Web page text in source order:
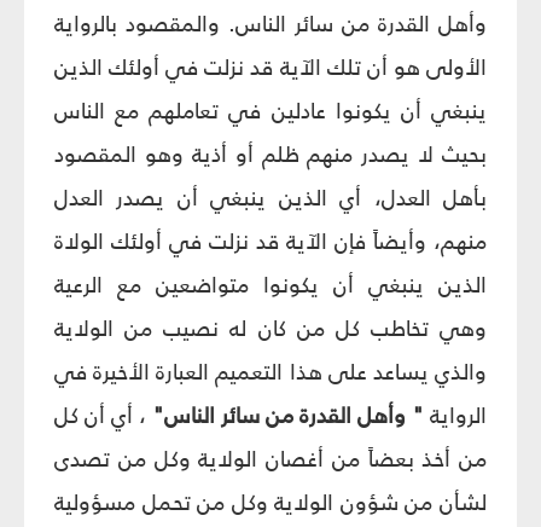
وأهل القدرة من سائر الناس. والمقصود بالرواية
الأولى هو أن تلك الآية قد نزلت في أولئك الذين
ينبغي أن يكونوا عادلين في تعاملهم مع الناس
بحيث لا يصدر منهم ظلم أو أذية وهو المقصود
بأهل العدل، أي الذين ينبغي أن يصدر العدل
منهم، وأيضاً فإن الآية قد نزلت في أولئك الولاة
الذين ينبغي أن يكونوا متواضعين مع الرعية
وهي تخاطب كل من كان له نصيب من الولاية
والذي يساعد على هذا التعميم العبارة الأخيرة في
الرواية " وأهل القدرة من سائر الناس" ، أي أن كل
من أخذ بعضاً من أغصان الولاية وكل من تصدى
لشأن من شؤون الولاية وكل من تحمل مسؤولية